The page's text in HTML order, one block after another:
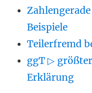
Beispiele
Teilerfremd
ggT ▷
Erklärung